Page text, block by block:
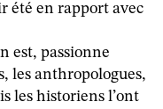
été en rapport avec
est, passionne
les anthropologues,
les historiens l’ont